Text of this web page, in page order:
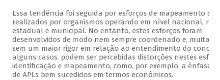
Essa tendência foi seguida por esforços de mapeamento de
realizados por organismos operando em nível nacional,
estadual e municipal. No entanto, estes esforços foram
desenvolvidos de modo nem sempre coordenado e, muita
sem um maior rigor em relação ao entendimento do
alguns casos, podem ser percebidas distorções nestes
identificação e mapeamento, como, por exemplo, a ênfase
de APLs bem sucedidos em termos econômicos.